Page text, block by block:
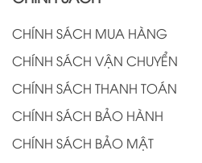
CHÍNH SÁCH MUA HÀNG
CHÍNH SÁCH VẬN CHUYỂN
CHÍNH SÁCH THANH TOÁN
CHÍNH SÁCH BẢO HÀNH
CHÍNH SÁCH BẢO MẬT